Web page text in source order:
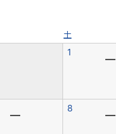
土
1
―
―
8
―